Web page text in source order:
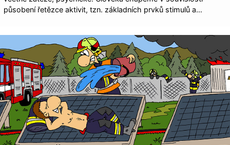
působení řetězce aktivit, tzn. základních prvků stimulů a…